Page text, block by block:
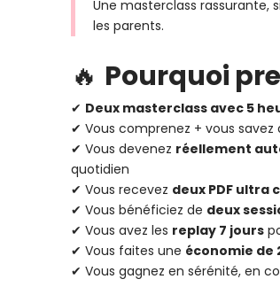
Une masterclass rassurante,
les parents.
🔥 Pourquoi
✔ Deux masterclass avec 5
✔ Vous comprenez + vous
✔ Vous devenez réellement
quotidien
✔ Vous recevez deux PDF ultra
✔ Vous bénéficiez de deux
✔ Vous avez les replay 7 jours
✔ Vous faites une économie de
✔ Vous gagnez en sérénité, en